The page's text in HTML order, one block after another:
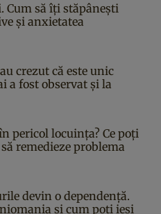
Cum să îți stăpânești
și anxietatea
crezut că este unic
a fost observat și la
pericol locuința? Ce poți
remedieze problema
devin o dependență.
și cum poți ieși